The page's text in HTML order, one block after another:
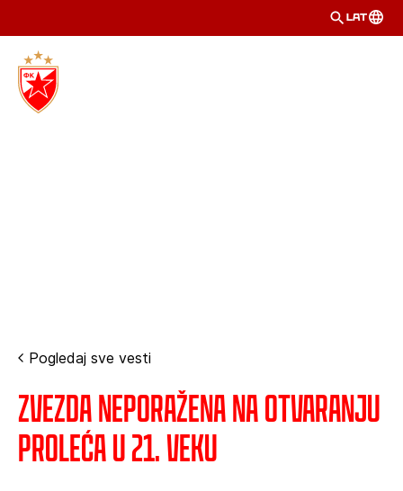
LAT
Pogledaj sve vesti
Zvezda neporažena na otvaranju
proleća u 21. veku